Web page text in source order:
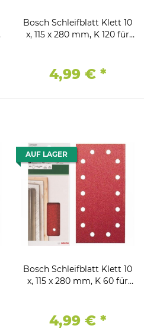
Bosch Schleifblatt Klett 10
x, 115 x 280 mm, K 120 für
4,99 € *
AUF LAGER
Bosch Schleifblatt Klett 10
x, 115 x 280 mm, K 60 für
4,99 € *